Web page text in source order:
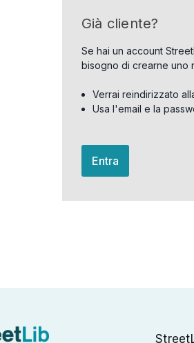
Già cliente?
Se hai un account
bisogno di crearne uno
Verrai reindirizzato
Usa l'email e la
Entra